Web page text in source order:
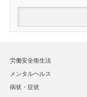
労働安全衛生法
メンタルヘルス
病状・症状